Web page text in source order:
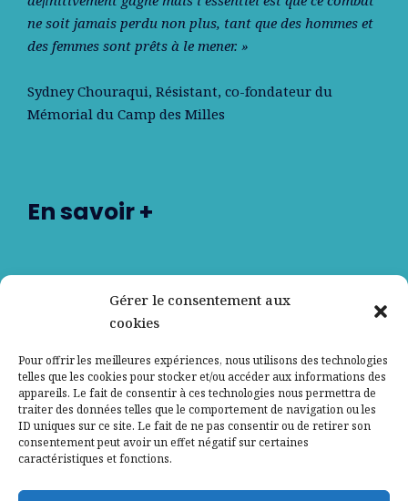
Gérer le consentement aux
cookies
Pour offrir les meilleures expériences, nous utilisons des technologies
telles que les cookies pour stocker et/ou accéder aux informations des
appareils. Le fait de consentir à ces technologies nous permettra de
traiter des données telles que le comportement de navigation ou les
ID uniques sur ce site. Le fait de ne pas consentir ou de retirer son
consentement peut avoir un effet négatif sur certaines
caractéristiques et fonctions.
ne soit jamais perdu non plus, tant que des hommes et
des femmes sont prêts à le mener. »
Sydney Chouraqui, Résistant, co-fondateur du
Mémorial du Camp des Milles
En savoir +
Contactez-nous
Mentions légales